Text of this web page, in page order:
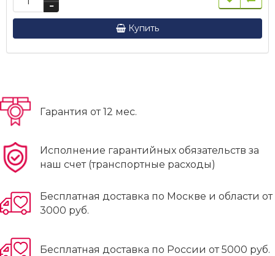
Купить
Гарантия от 12 мес.
Исполнение гарантийных обязательств за
наш счет (транспортные расходы)
Бесплатная доставка по Москве и области от
3000 руб.
Бесплатная доставка по России от 5000 руб.